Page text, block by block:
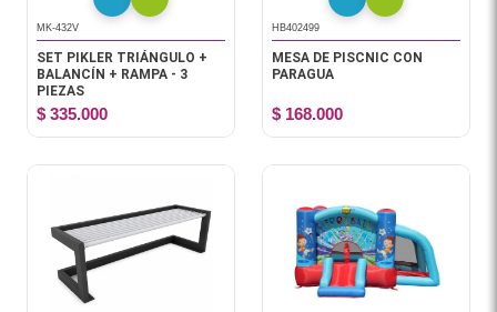
MK-432V
SET PIKLER TRIÁNGULO +
BALANCÍN + RAMPA - 3
PIEZAS
$ 335.000
HB402499
MESA DE PISCNIC CON
PARAGUA
$ 168.000